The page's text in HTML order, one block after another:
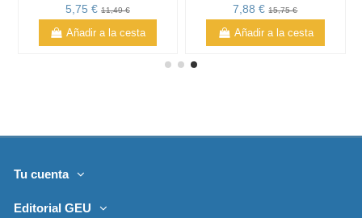
5,75 € 11,49 €
Añadir a la cesta
7,88 €15,75 €
Añadir a la cesta
Tu cuenta
Editorial GEU